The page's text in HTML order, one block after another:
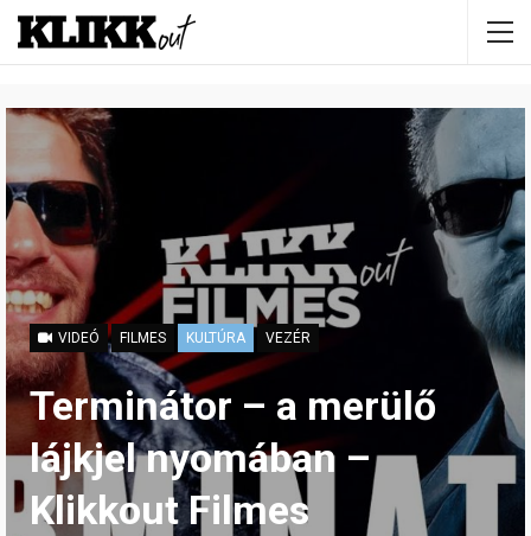
VIDEÓ FILMES KULTÚRA VEZÉR
Terminátor – a merülő
lájkjel nyomában –
Klikkout Filmes